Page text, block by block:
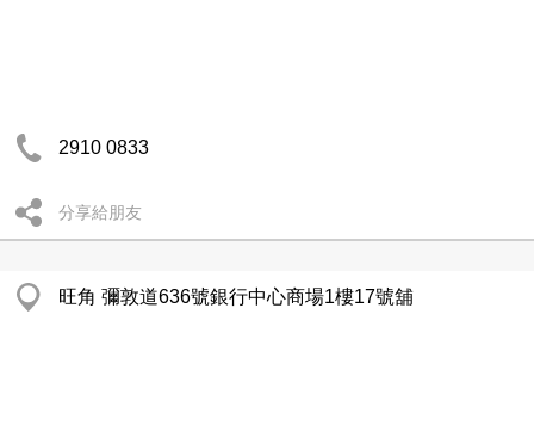
2910 0833
分享給朋友
旺角 彌敦道636號銀行中心商場1樓17號舖